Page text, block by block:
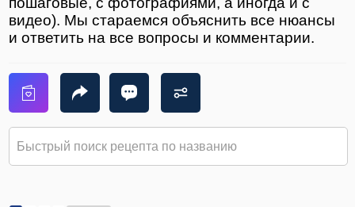
видео). Мы стараемся объяснить все нюансы
и ответить на все вопросы и комментарии.